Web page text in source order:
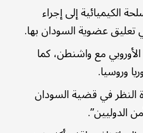
الكيميائية إلى إجراء
عضوية السودان بها.
مع واشنطن، كما
وروسيا.
النظر في قضية السودان
الدوليين”.